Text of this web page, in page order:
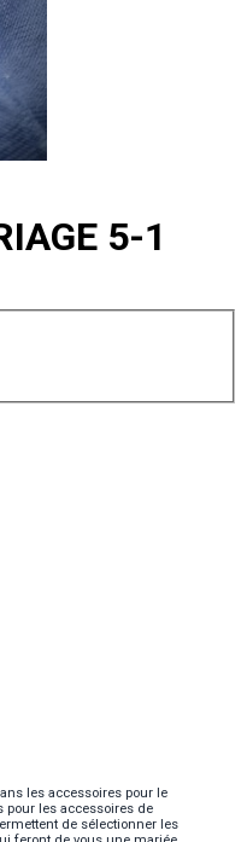
5-1
les accessoires pour le
pour les accessoires de
de sélectionner les